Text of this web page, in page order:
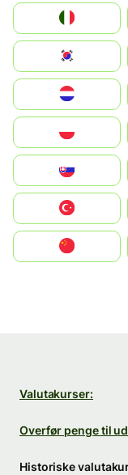
South Korea
United States
中國香港特別行政區
Valutakurser:
Overfør penge til
Historiske